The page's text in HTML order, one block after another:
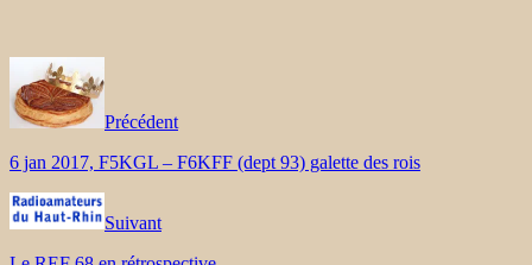
Précédent
6 jan 2017, F5KGL – F6KFF (dept 93) galette des rois
Suivant